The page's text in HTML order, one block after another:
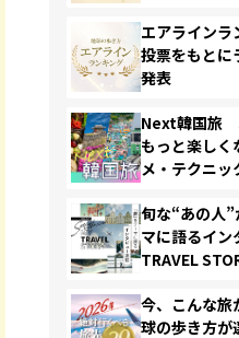
エアライン
投票をもとに
発表
Next韓国旅
もっと楽しく
メ・テクニッ
旬な“あの人
マに語るイン
TRAVEL
今、こんな旅
球の歩き方が